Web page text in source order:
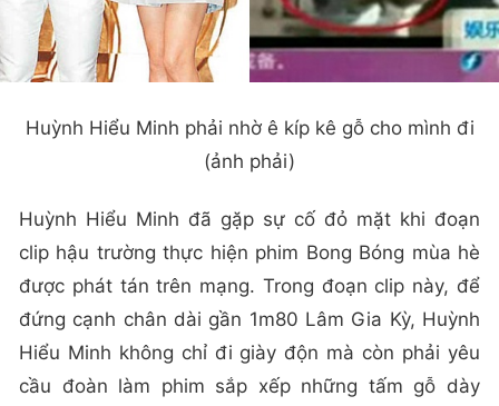
Huỳnh Hiểu Minh phải nhờ ê kíp kê gỗ cho mình đi
(ảnh phải)
Huỳnh Hiểu Minh đã gặp sự cố đỏ mặt khi đoạn
clip hậu trường thực hiện phim Bong Bóng mùa hè
được phát tán trên mạng. Trong đoạn clip này, để
đứng cạnh chân dài gần 1m80 Lâm Gia Kỳ, Huỳnh
Hiểu Minh không chỉ đi giày độn mà còn phải yêu
cầu đoàn làm phim sắp xếp những tấm gỗ dày